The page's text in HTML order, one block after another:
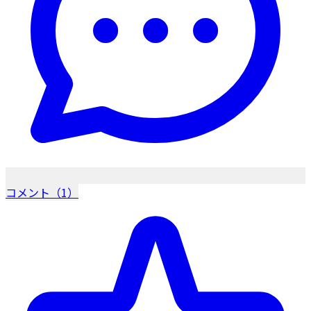
コメント（1）